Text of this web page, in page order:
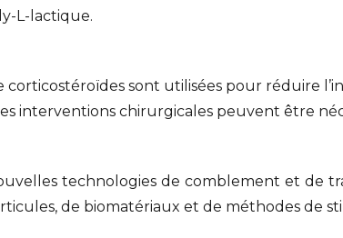
L-lactique.
corticostéroïdes sont utilisées pour réduire
interventions chirurgicales peuvent être
technologies de comblement et de
de biomatériaux et de méthodes de